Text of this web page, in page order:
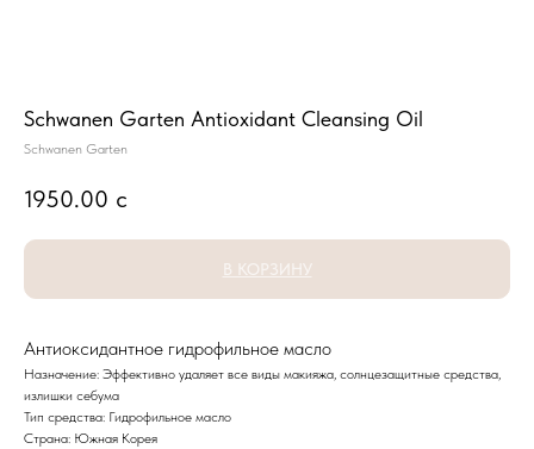
Schwanen Garten Antioxidant Cleansing Oil
Schwanen Garten
1950.00 с
В КОРЗИНУ
Антиоксидантное гидрофильное масло
Назначение: Эффективно удаляет все виды макияжа, солнцезащитные средства,
излишки себума
Тип средства: Гидрофильное масло
Страна: Южная Корея